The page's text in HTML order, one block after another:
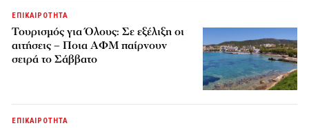
ΕΠΙΚΑΙΡΟΤΗΤΑ
Τουρισμός για Όλους: Σε εξέλιξη οι
αιτήσεις – Ποια ΑΦΜ παίρνουν
σειρά το Σάββατο
ΕΠΙΚΑΙΡΟΤΗΤΑ